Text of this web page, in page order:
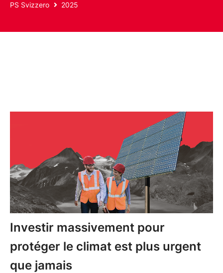
PS Svizzero 2025
Investir massivement pour
protéger le climat est plus urgent
que jamais